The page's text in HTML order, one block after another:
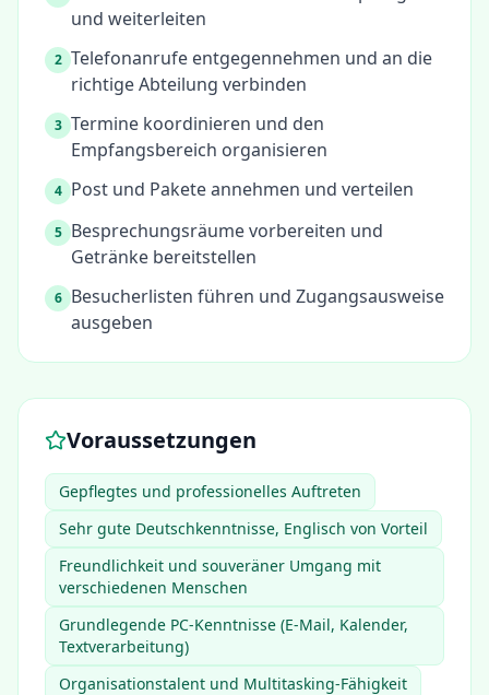
und weiterleiten
2 Telefonanrufe entgegennehmen und an die
richtige Abteilung verbinden
3 Termine koordinieren und den
Empfangsbereich organisieren
4 Post und Pakete annehmen und verteilen
5 Besprechungsräume vorbereiten und
Getränke bereitstellen
6 Besucherlisten führen und Zugangsausweise
ausgeben
Voraussetzungen
Gepflegtes und professionelles Auftreten
Sehr gute Deutschkenntnisse, Englisch von Vorteil
Freundlichkeit und souveräner Umgang mit
verschiedenen Menschen
Grundlegende PC-Kenntnisse (E-Mail, Kalender,
Textverarbeitung)
Organisationstalent und Multitasking-Fähigkeit